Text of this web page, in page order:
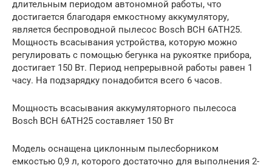
длительным периодом автономной работы, что
достигается благодаря емкостному аккумулятору,
является беспроводной пылесос Bosch BCH 6АТH25.
Мощность всасывания устройства, которую можно
регулировать с помощью бегунка на рукоятке прибора,
достигает 150 Вт. Период непрерывной работы равен 1
часу. На подзарядку понадобится всего 6 часов.
Мощность всасывания аккумуляторного пылесоса
Bosch BCH 6АТH25 составляет 150 Вт
Модель оснащена циклонным пылесборником
емкостью 0,9 л, которого достаточно для выполнения 2-